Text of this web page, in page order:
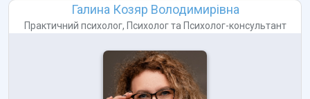
Галина Козяр Володимирівна
Практичний психолог, Психологта Психолог-консультант